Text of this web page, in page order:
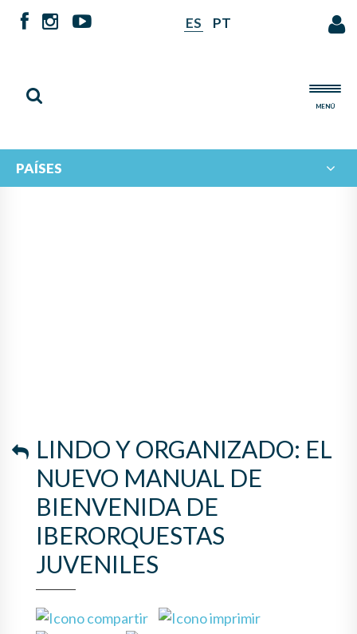
ES PT
MENÚ
PAÍSES
LINDO Y ORGANIZADO: EL
NUEVO MANUAL DE
BIENVENIDA DE
IBERORQUESTAS
JUVENILES